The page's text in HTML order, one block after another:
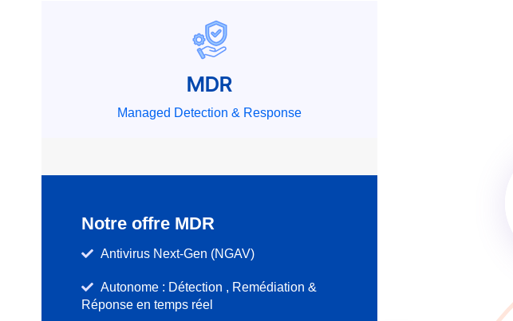
MDR
Managed Detection & Response
Notre offre MDR
Antivirus Next-Gen (NGAV)
Autonome : Détection , Remédiation &
Réponse en temps réel